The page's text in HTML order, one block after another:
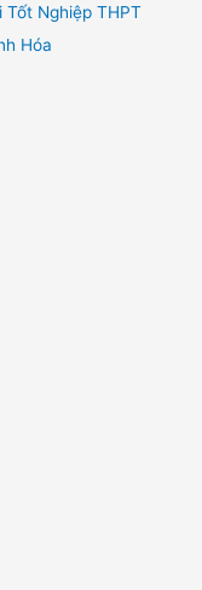
Tốt Nghiệp THPT
Hóa